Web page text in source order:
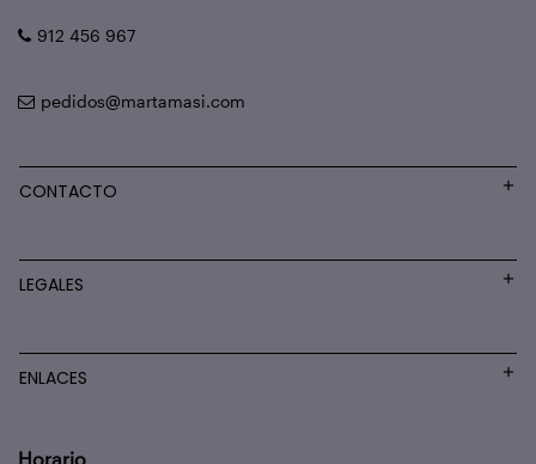
912 456 967
pedidos@martamasi.com
CONTACTO
LEGALES
ENLACES
Horario